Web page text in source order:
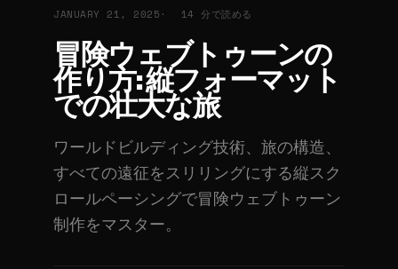
JANUARY 21, 2025 14 分で読める
冒険ウェブトゥーンの
作り方: 縦フォーマット
での壮大な旅
ワールドビルディング技術、旅の構造、
すべての遠征をスリリングにする縦スク
ロールペーシングで冒険ウェブトゥーン
制作をマスター。